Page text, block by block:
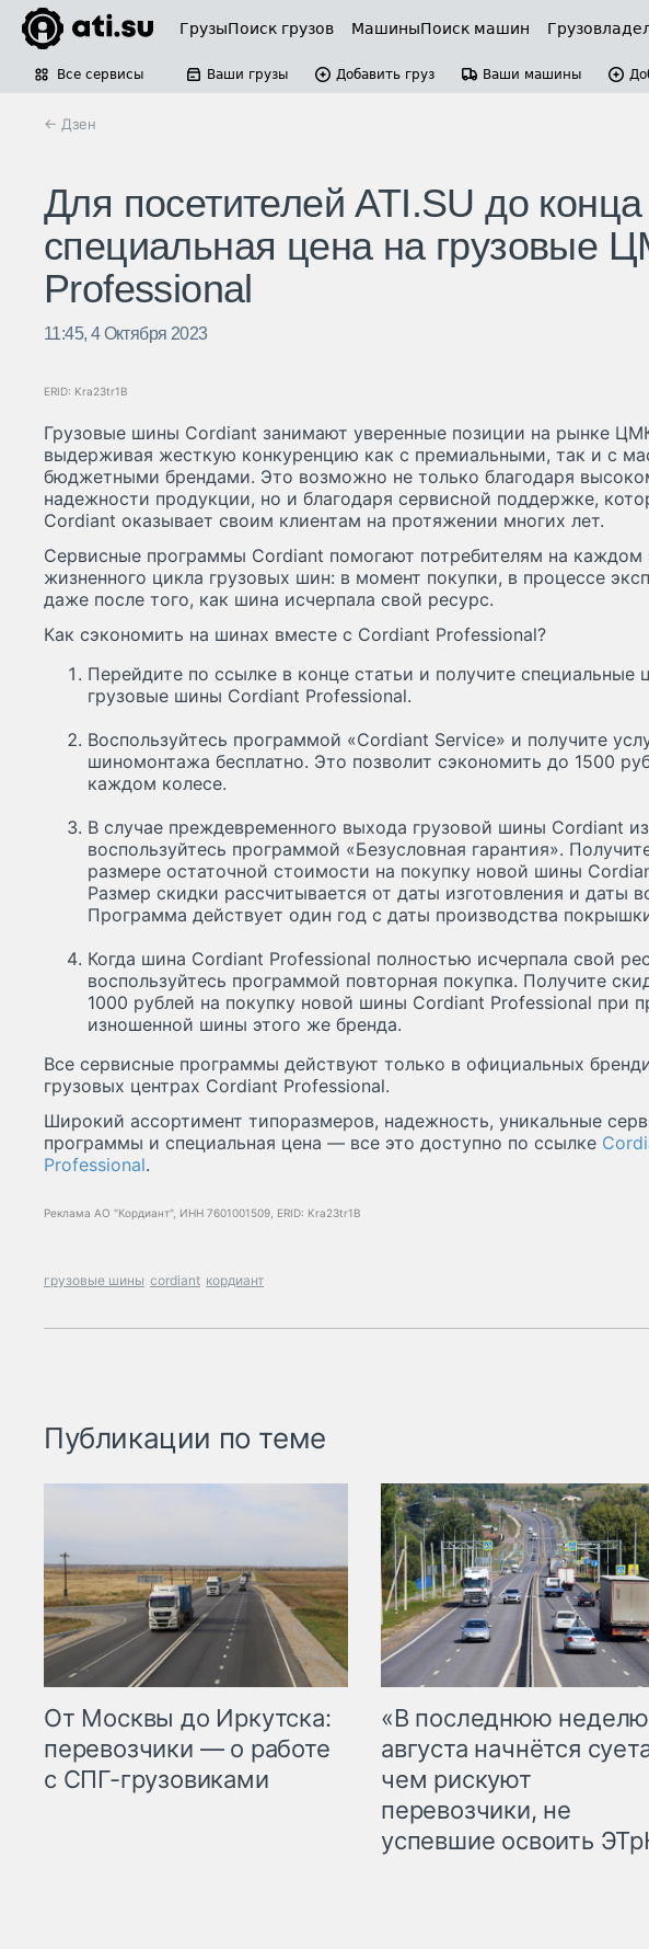
ГрузыПоиск грузов МашиныПоиск машин
Все сервисы Ваши грузы Добавить груз Ваши машины
← Дзен
Для посетителей ATI.SU до
специальная цена на грузовые
Professional
11:45, 4 Октября 2023
ERID: Kra23tr1B
Грузовые шины Cordiant занимают уверенные позиции на рынке
выдерживая жесткую конкуренцию как с премиальными, так и с
бюджетными брендами. Это возможно не только благодаря
надежности продукции, но и благодаря сервисной поддержке,
Cordiant оказывает своим клиентам на протяжении многих лет.
Сервисные программы Cordiant помогают потребителям на каждом
жизненного цикла грузовых шин: в момент покупки, в процессе
даже после того, как шина исчерпала свой ресурс.
Как сэкономить на шинах вместе с Cordiant Professional?
Перейдите по ссылке в конце статьи и получите специальные
грузовые шины Cordiant Professional.
Воспользуйтесь программой «Cordiant Service» и получите
шиномонтажа бесплатно. Это позволит сэкономить до 1500
каждом колесе.
В случае преждевременного выхода грузовой шины Cordiant
воспользуйтесь программой «Безусловная гарантия».
размере остаточной стоимости на покупку новой шины
Размер скидки рассчитывается от даты изготовления и даты
Программа действует один год с даты производства
Когда шина Cordiant Professional полностью исчерпала свой
воспользуйтесь программой повторная покупка. Получите
1000 рублей на покупку новой шины Cordiant Professional при
изношенной шины этого же бренда.
Все сервисные программы действуют только в официальных
грузовых центрах Cordiant Professional.
Широкий ассортимент типоразмеров, надежность, уникальные
программы и специальная цена — все это доступно по ссылке
Professional.
Реклама АО "Кордиант", ИНН 7601001509, ERID: Kra23tr1B
грузовые шины cordiant кордиант
Публикации по теме
От Москвы до Иркутска:
перевозчики — о работе
с СПГ-грузовиками
«В последнюю неделю
августа начнётся
чем рискуют
перевозчики, не
успевшие освоить